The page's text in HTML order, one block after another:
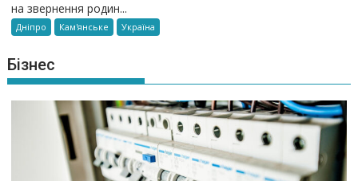
на звернення родин...
Дніпро Кам'янське Україна
Бізнес